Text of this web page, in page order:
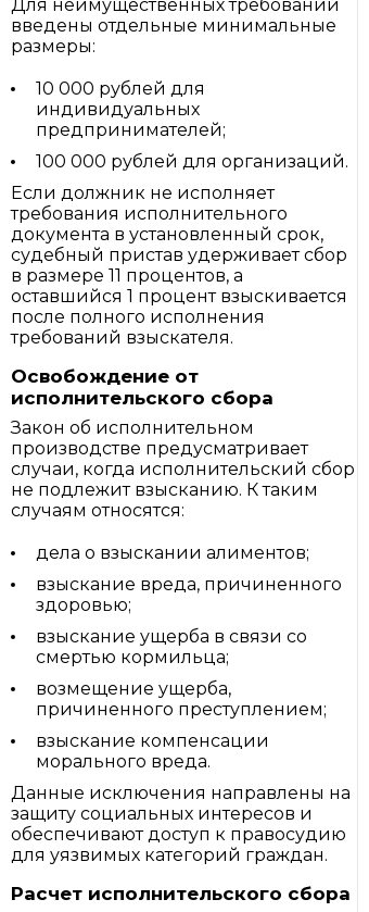
Для неимущественных требований
введены отдельные минимальные
размеры:
10 000 рублей для
индивидуальных
предпринимателей;
100 000 рублей для организаций.
Если должник не исполняет
требования исполнительного
документа в установленный срок,
судебный пристав удерживает сбор
в размере 11 процентов, а
оставшийся 1 процент взыскивается
после полного исполнения
требований взыскателя.
Освобождение от
исполнительского сбора
Закон об исполнительном
производстве предусматривает
случаи, когда исполнительский сбор
не подлежит взысканию. К таким
случаям относятся:
дела о взыскании алиментов;
взыскание вреда, причиненного
здоровью;
взыскание ущерба в связи со
смертью кормильца;
возмещение ущерба,
причиненного преступлением;
взыскание компенсации
морального вреда.
Данные исключения направлены на
защиту социальных интересов и
обеспечивают доступ к правосудию
для уязвимых категорий граждан.
Расчет исполнительского сбора